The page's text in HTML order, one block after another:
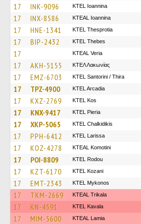
17 INK-9096 KTEL Ioannina
17 INX-8586 KTEAL Ioannina
17 HNE-1341 KTEL Thesprotia
17 BIP-2432 KTEL Thebes
17 KTEAL Veria
17 AKH-5155 ΚΤΕΛ Λακωνίας
17 EMZ-6703 KTEL Santorini / Thira
17 TPZ-4900 KTEL Arcadia
17 KXZ-2769 KTEL Kos
17 KNX-9417 KTEL Pieria
17 XKP-5065 ΚΤΕL Chalkidikis
17 PPH-6412 KTEL Larissa
17 KOZ-4278 KTEAL Komotini
17 POI-8809 ΚΤΕL Rodou
17 KZT-6170 ΚΤΕL Kozani
17 EMT-2343 KTEL Mykonos
17 TKM-2669 KTEAL Trikala
17 KN-4591 KTEL Kavala
17 MIM-5600 KTEAL Lamia